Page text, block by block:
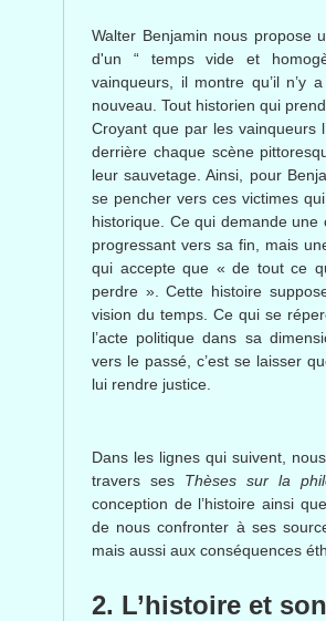
Walter Benjamin nous propose
d'un “ temps vide et
vainqueurs
il montre qu’il n’y
nouveau. Tout historien qui prend
Croyant quepar les vainqueurs
derrière chaque scène
leur sauvetage .Ainsi , pour
se pencher vers ces victimes
historique Cequi demande une
progressant vers sa fin, mais
qui accepte que « de tout ce
perdre ».Cette histoire
vision du temps. Ce qui se
l’acte politique dans sa
vers le passé, c’estse laisser
lui rendre justice.
Dans les lignes quisuivent
nous
travers ses Thèses sur la
conception de l’histoire ainsi que
de nous confronter à ses
mais aussi aux conséquences
2. L’histoire et